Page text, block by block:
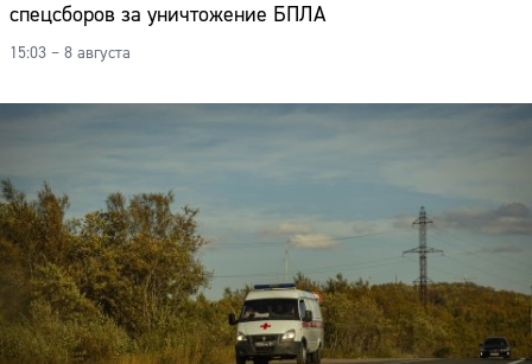
спецсборов за уничтожение БПЛА
15:03 – 8 августа
Сайт: